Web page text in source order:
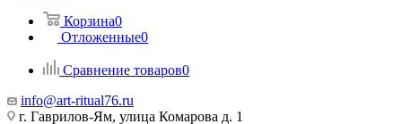
Корзина0
Отложенные0
Сравнение товаров0
info@art-ritual76.ru
г. Гаврилов-Ям, улица Комарова д. 1